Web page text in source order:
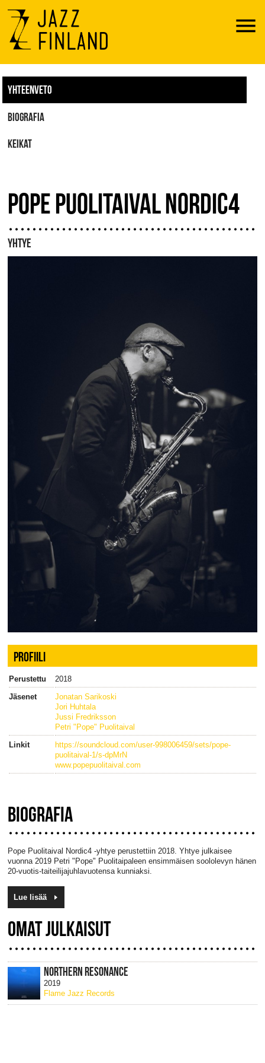
Menu
YHTEENVETO
BIOGRAFIA
KEIKAT
POPE PUOLITAIVAL NORDIC4
YHTYE
PROFIILI
Perustettu
2018
Jäsenet
Jonatan Sarikoski
Jori Huhtala
Jussi Fredriksson
Petri "Pope" Puolitaival
Linkit
https://soundcloud.com/user-998006459/sets/pope-
puolitaival-1/s-dpMrN
www.popepuolitaival.com
BIOGRAFIA
PopePuolitaival Nordic4 -yhtye perustettiin 2018. Yhtye julkaisee
vuonna 2019 Petri "Pope" Puolitaipaleen ensimmäisen soololevyn hänen
20-vuotis-taiteilijajuhlavuotensa kunniaksi.
Lue lisää
OMAT JULKAISUT
NORTHERN RESONANCE
2019
Flame Jazz Records